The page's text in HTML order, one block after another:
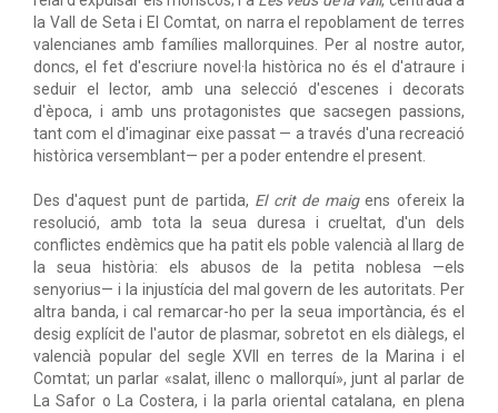
la Vall de Seta i El Comtat, on narra el repoblament de terres
valencianes amb famílies mallorquines. Per al nostre autor,
doncs, el fet d'escriure novel·la històrica no és el d'atraure i
seduir el lector, amb una selecció d'escenes i decorats
d'època, i amb uns protagonistes que sacsegen passions,
tant com el d'imaginar eixe passat — a través d'una recreació
històrica versemblant— per a poder entendre el present.
Des d'aquest punt de partida, El crit de maigens ofereix la
resolució, amb tota la seua duresa i crueltat, d'un dels
conflictes endèmics que ha patit els poble valencià al llarg de
la seua història: els abusos de la petita noblesa —els
senyorius— i la injustícia del mal govern de les autoritats. Per
altra banda, i cal remarcar-ho per la seua importància, és el
desig explícit de l'autor de plasmar, sobretot en els diàlegs, el
valencià popular del segle XVII en terres de la Marina i el
Comtat; un parlar «salat, illenc o mallorquí», junt al parlar de
La Safor o La Costera, i la parla oriental catalana, en plena